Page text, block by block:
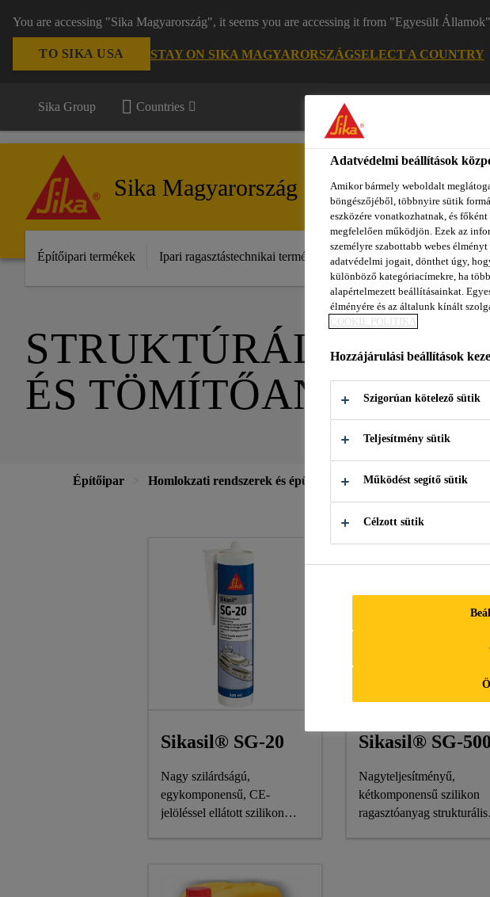
You are accessing "Sika Magyarország", it seems you are accessing it from "Egyesült
TO SIKA USA STAY ON SIKA MAGYARORSZÁGSELECT A COUNTRY
Sika Group Countries
Sika Magyarország
Építőipari termékek Ipari ragasztástechnikai termékek Színpont Homlokzattervező
STRUKTÚRÁLIS
ÉS TÖMÍTŐANYAGOK
Építőipar Homlokzati rendszerek és épületelemek Struktúrális
Sikasil® SG-20
Nagy szilárdságú,
egykomponensű, CE-
jelöléssel ellátott szilikon
Sikasil® SG-500
Nagyteljesítményű,
kétkomponensű szilikon
ragasztóanyag strukturális
Adatvédelmi beállítások
Amikor bármely weboldalt
böngészőjéből, többnyire sütik
eszközére vonatkozhatnak, és
megfelelően működjön. Ezek az
személyre szabottabb webes
adatvédelmi jogait, dönthet úgy,
különböző kategóriacímekre, ha
alapértelmezett beállításainkat.
élményére és az általunk kínált
COOKIE POLITIKA
Hozzájárulási beállítások
Szigorúan kötelező sütik
Teljesítmény sütik
Működést segítő sütik
Célzott sütik